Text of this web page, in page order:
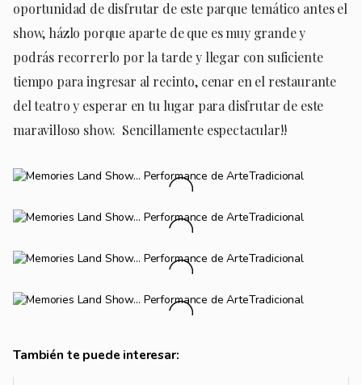
oportunidad de disfrutar de este parque temático antes el
show, házlo porque aparte de que es muy grande y
podrás recorrerlo por la tarde y llegar con suficiente
tiempo para ingresar al recinto, cenar en el restaurante
del teatro y esperar en tu lugar para disfrutar de este
maravilloso show. Sencillamente espectacular!!
También te puede interesar: